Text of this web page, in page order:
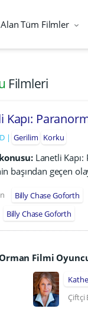
Tüm Filmler
Filmleri
Kapı:
Gerilim Korku
Lanetli
başından geçen
Billy Chase Goforth
Billy Chase Goforth
Filmi
Çiftçi